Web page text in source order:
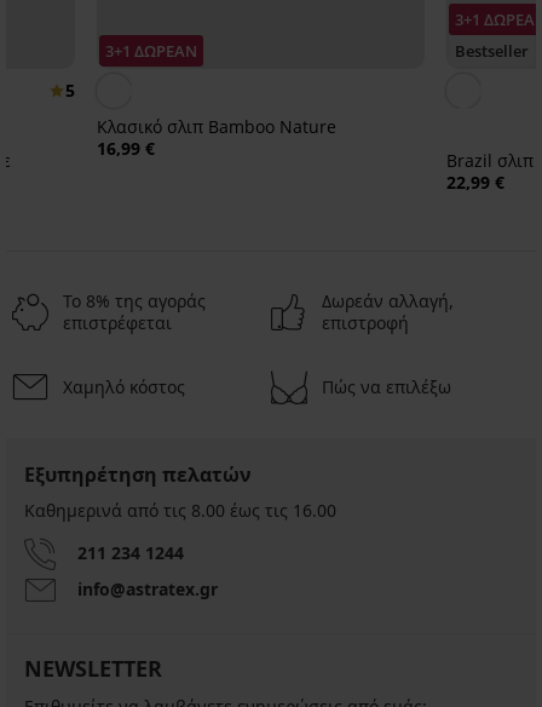
5
3+1 ΔΩΡΕΑΝ
Κλασικό σλιπ Bamboo Nature
16,99 €
3+1
Bestseller
Brazil σλιπ
22,99 €
Το 8% της αγοράς
επιστρέφεται
Δωρεάν αλλαγή,
επιστροφή
Χαμηλό κόστος Πώς να επιλέξω
Εξυπηρέτηση πελατών
Καθημερινά από τις 8.00 έως τις 16.00
211 234 1244
info@astratex.gr
NEWSLETTER